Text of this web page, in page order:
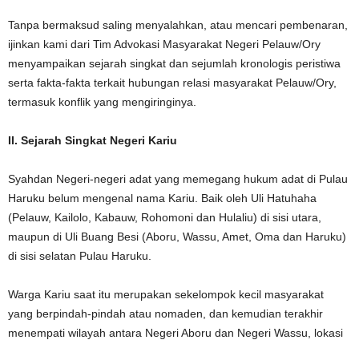
Tanpa bermaksud saling menyalahkan, atau mencari pembenaran,
ijinkan kami dari Tim Advokasi Masyarakat Negeri Pelauw/Ory
menyampaikan sejarah singkat dan sejumlah kronologis peristiwa
serta fakta-fakta terkait hubungan relasi masyarakat Pelauw/Ory,
termasuk konflik yang mengiringinya.
II. Sejarah Singkat Negeri Kariu
Syahdan Negeri-negeri adat yang memegang hukum adat di Pulau
Haruku belum mengenal nama Kariu. Baik oleh Uli Hatuhaha
(Pelauw, Kailolo, Kabauw, Rohomoni dan Hulaliu) di sisi utara,
maupun di Uli Buang Besi (Aboru, Wassu, Amet, Oma dan Haruku)
di sisi selatan Pulau Haruku.
Warga Kariu saat itu merupakan sekelompok kecil masyarakat
yang berpindah-pindah atau nomaden, dan kemudian terakhir
menempati wilayah antara Negeri Aboru dan Negeri Wassu, lokasi